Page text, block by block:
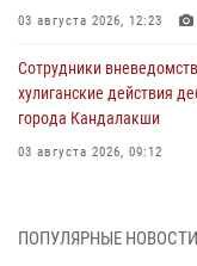
03 августа 2026, 12:23
Сотрудники
хулиганские действия
города Кандалакши
03 августа 2026, 09:12
комиссий в преддверии
ПОПУЛЯРНЫЕ НОВОСТИ